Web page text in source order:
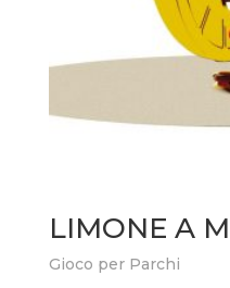
LIMONE A
Gioco per Parchi